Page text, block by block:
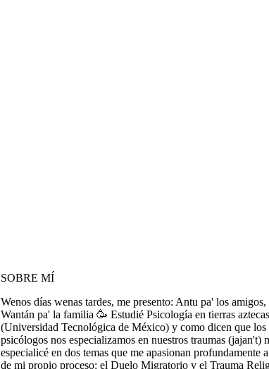
SOBRE MÍ
Wenos días wenas tardes, me presento: Antu pa' los amigos,
Wantán pa' la familia 🥳 Estudié Psicología en tierras aztecas
(Universidad Tecnológica de México) y como dicen que los
psicólogos nos especializamos en nuestros traumas (jajan't)
especialicé en dos temas que me apasionan profundamente
de mi propio proceso: el Duelo Migratorio y el Trauma